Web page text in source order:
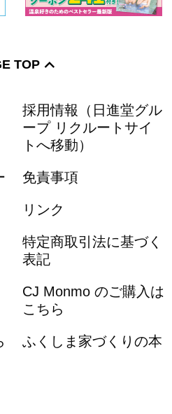
TOP
採用情報（日進堂グル
ープ リクルートサイ
トへ移動）
免責事項
リンク
特定商取引法に基づく
表記
CJ Monmo のご購入は
こちら
ふくしま家づくりの本